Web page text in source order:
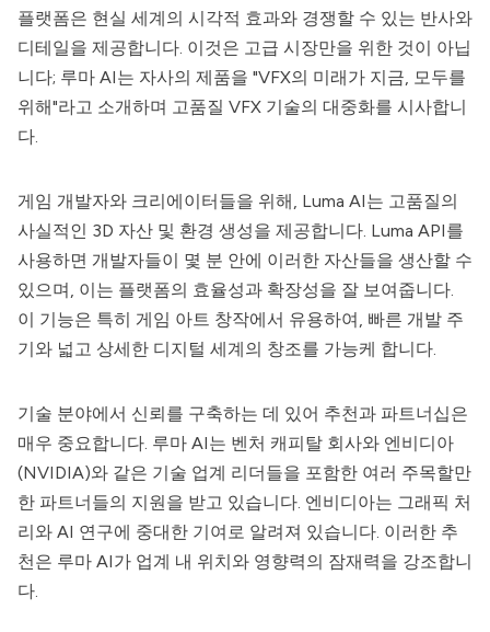
플랫폼은 현실 세계의 시각적 효과와 경쟁할 수 있는 반사와
디테일을 제공합니다. 이것은 고급 시장만을 위한 것이 아닙
니다; 루마 AI는 자사의 제품을 "VFX의 미래가 지금, 모두를
위해"라고 소개하며 고품질 VFX 기술의 대중화를 시사합니
다.
게임 개발자와 크리에이터들을 위해, Luma AI는 고품질의
사실적인 3D 자산 및 환경 생성을 제공합니다. Luma API를
사용하면 개발자들이 몇 분 안에 이러한 자산들을 생산할 수
있으며, 이는 플랫폼의 효율성과 확장성을 잘 보여줍니다.
이 기능은 특히 게임 아트 창작에서 유용하여, 빠른 개발 주
기와 넓고 상세한 디지털 세계의 창조를 가능케 합니다.
기술 분야에서 신뢰를 구축하는 데 있어 추천과 파트너십은
매우 중요합니다. 루마 AI는 벤처 캐피탈 회사와 엔비디아
(NVIDIA)와 같은 기술 업계 리더들을 포함한 여러 주목할만
한 파트너들의 지원을 받고 있습니다. 엔비디아는 그래픽 처
리와 AI 연구에 중대한 기여로 알려져 있습니다. 이러한 추
천은 루마 AI가 업계 내 위치와 영향력의 잠재력을 강조합니
다.